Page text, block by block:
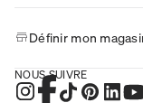
Définir mon
NOUS SUIVRE